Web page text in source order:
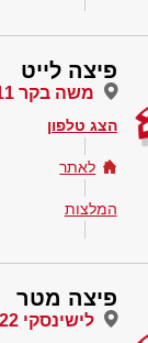
פיצה לייט
משה בקר 11, ראשון לציון
הצג טלפון
לאתר
המלצות
פיצה מטר
לישינסקי 22, חולון